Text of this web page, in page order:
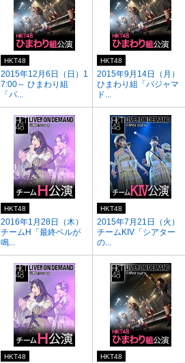
2015年12月6日（日）1
7:00～ ひまわり組
「パ...
HKT48
2015年9月14日（月）
ひまわり組「パジャマ
ド...
HKT48
2016年1月28日（木）
チームH「最終ベルが
鳴...
HKT48
2015年7月21日（火）
チームKIV「シアター
の...
HKT48
HKT48 HKT48